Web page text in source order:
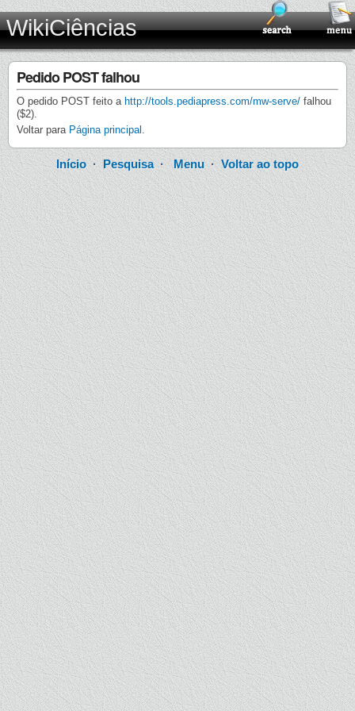
WikiCiências
Pedido POST falhou
O pedido POST feito a http://tools.pediapress.com/mw-serve/ falhou
($2).
Voltar para Página principal .
Início·Pesquisa· Menu· Voltar ao topo